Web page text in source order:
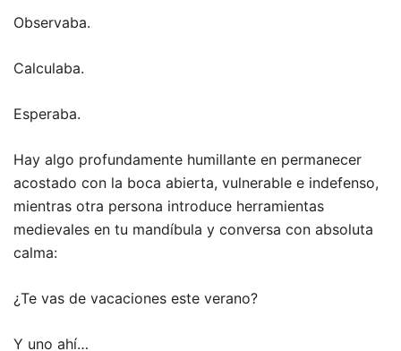
Observaba.
Calculaba.
Esperaba.
Hay algo profundamente humillante en permanecer
acostado con la boca abierta, vulnerable e indefenso,
mientras otra persona introduce herramientas
medievales en tu mandíbula y conversa con absoluta
calma:
¿Te vas de vacaciones este verano?
Y uno ahí…